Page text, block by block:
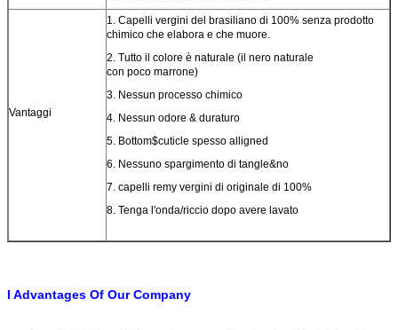
Vantaggi
1. Capelli vergini del brasiliano di 100% senza prodotto
chimico che elabora e che muore.
2. Tutto il colore è naturale (il nero naturale
con poco marrone)
3. Nessun processo chimico
4. Nessun odore & duraturo
5. Bottom$cuticle spesso alligned
6. Nessuno spargimento di tangle&no
7. capelli remy vergini di originale di 100%
8. Tenga l'onda/riccio dopo avere lavato
I Advantages Of Our Company